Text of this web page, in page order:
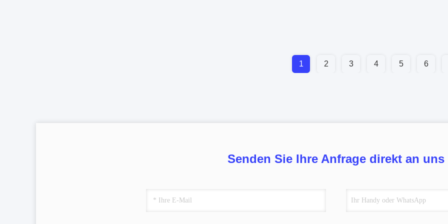
1 2 3 4 5 6
Senden Sie Ihre Anfrage direkt an uns